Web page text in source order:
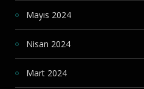
Mayıs 2024
Nisan 2024
Mart 2024